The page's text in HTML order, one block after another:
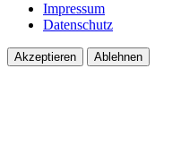
Impressum
Datenschutz
Akzeptieren Ablehnen